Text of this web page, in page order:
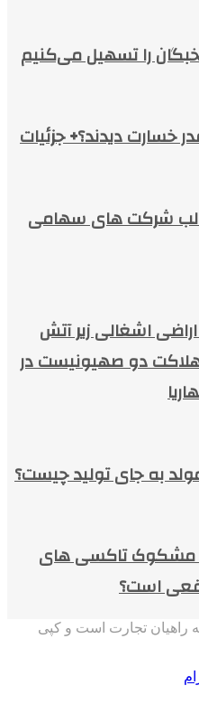
را تسهیل می‌کنیم
خسارت دیدند؟+ جزئیات
شرکت های سهامی
اشغالی زیر آتش
دو صهیونیست در
به جای تولید چیست؟
مشکوک تاکسی های
است؟
راهیان تجارت است و کپی